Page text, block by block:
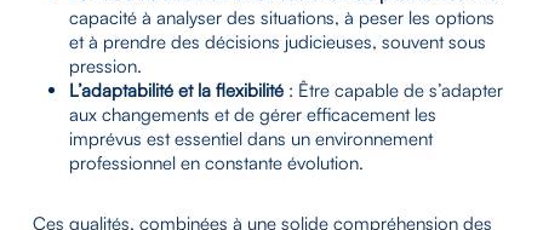
capacité à analyser des situations, à peser les options
et à prendre des décisions judicieuses, souvent sous
pression.
L’adaptabilité et la flexibilité: Être capable de s’adapter
aux changements et de gérer efficacement les
imprévus est essentiel dans un environnement
professionnel en constante évolution.
Ces qualités, combinées à une solide compréhension des